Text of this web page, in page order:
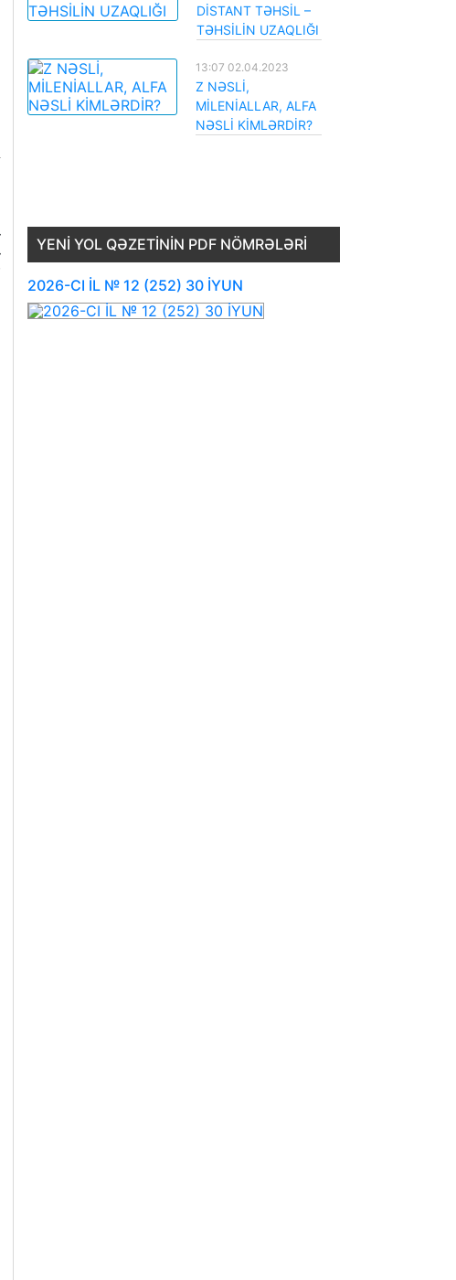
DİSTANT TƏHSİL –
TƏHSİLİN UZAQLIĞI
13:07 02.04.2023
Z NƏSLİ,
MİLENİALLAR, ALFA
NƏSLİ KİMLƏRDİR?
YENI YOL QƏZETININ PDF NÖMRƏLƏRI
2026-CI İL № 12 (252) 30 İYUN